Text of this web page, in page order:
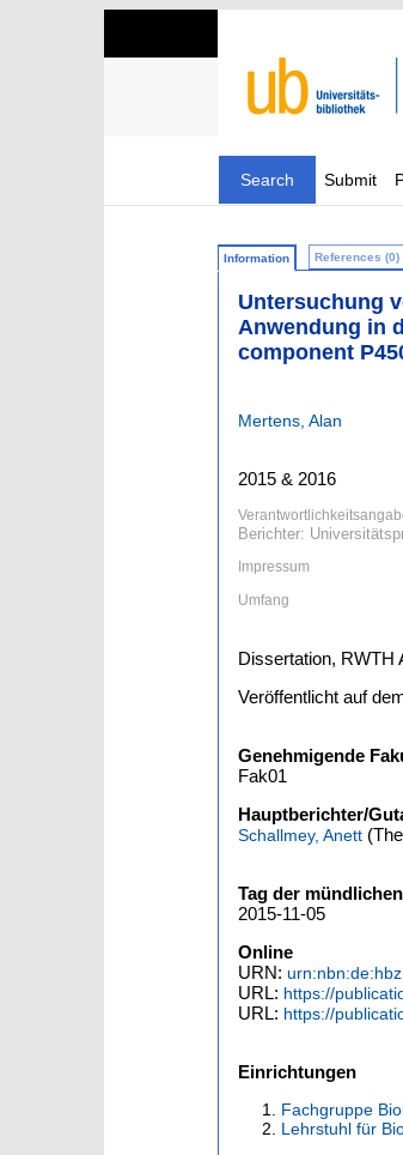
Search Submit
Information References (0)
Untersuchung
Anwendung in
component
Mertens, Alan
2015 & 2016
Berichter:
Impressum
Umfang
Dissertation, RWTH
Veröffentlicht auf
Genehmigende
Fak01
Hauptberichter/
Schallmey, Anett
Tag der
2015-11-05
Online
URN:
URL: https://
URL: https://
Einrichtungen
Fachgruppe
Lehrstuhl für